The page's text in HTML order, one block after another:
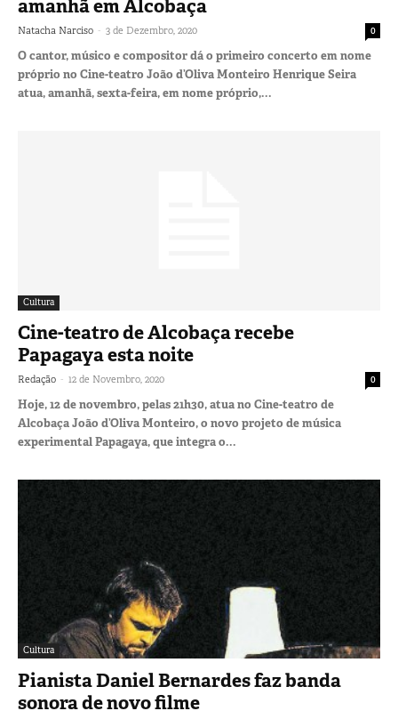
amanhã em Alcobaça
Natacha Narciso - 3 de Dezembro, 2020 0
O cantor, músico e compositor dá o primeiro concerto em nome
próprio no Cine-teatro João d’Oliva Monteiro Henrique Seira
atua, amanhã, sexta-feira, em nome próprio,...
Cultura
Cine-teatro de Alcobaça recebe
Papagaya esta noite
Redação - 12 de Novembro, 2020 0
Hoje, 12 de novembro, pelas 21h30, atua no Cine-teatro de
Alcobaça João d’Oliva Monteiro, o novo projeto de música
experimental Papagaya, que integra o...
Cultura
Pianista Daniel Bernardes faz banda
sonora de novo filme